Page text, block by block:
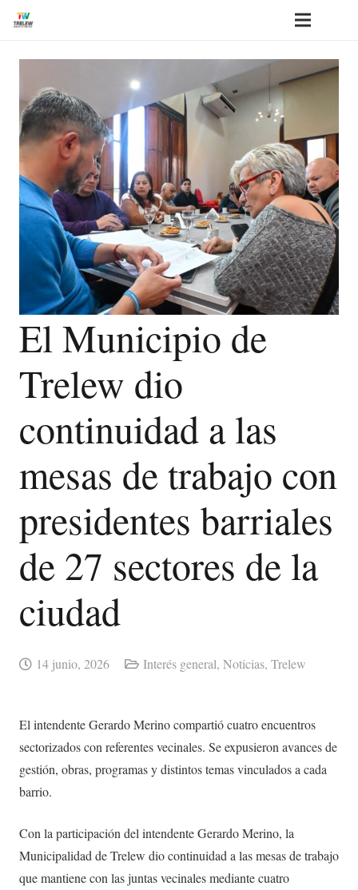
El Municipio de
Trelew dio
continuidad a las
mesas de trabajo con
presidentes barriales
de 27 sectores de la
ciudad
14 junio, 2026 Interés general, Noticias, Trelew
El intendente Gerardo Merino compartió cuatro encuentros
sectorizados con referentes vecinales. Se expusieron avances de
gestión, obras, programas y distintos temas vinculados a cada
barrio.
Con la participación del intendente Gerardo Merino, la
Municipalidad de Trelew dio continuidad a las mesas de trabajo
que mantiene con las juntas vecinales mediante cuatro